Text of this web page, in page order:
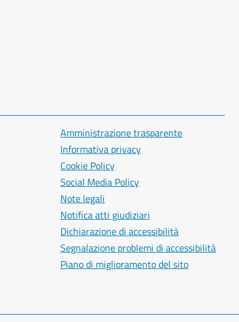
Amministrazione trasparente
Informativa privacy
Cookie Policy
Social Media Policy
Note legali
Notifica atti giudiziari
Dichiarazione di accessibilità
Segnalazione problemi di accessibilità
Piano di miglioramento del sito